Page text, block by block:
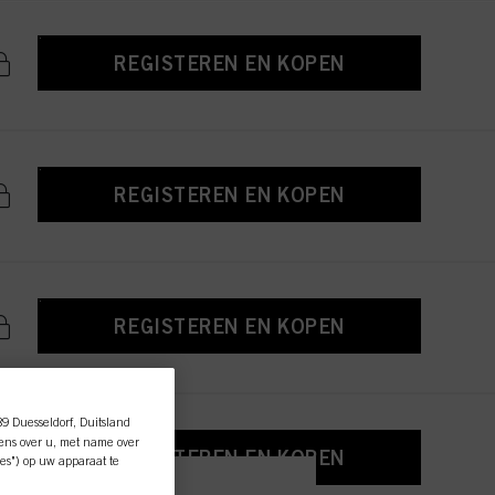
REGISTEREN EN KOPEN
REGISTEREN EN KOPEN
REGISTEREN EN KOPEN
REGISTEREN EN KOPEN
Duesseldorf, Duitsland
over u, met name over
op uw apparaat te